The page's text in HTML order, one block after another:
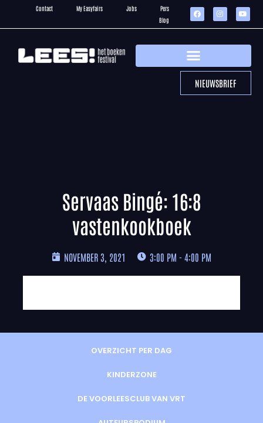
Contact My Easyfairs Jobs
Pers
Blog
NIEUWSBRIEF
OVERZICHT PER DAG
KINDERZONE
DE VOORLEESCLUB VAN VRT
Servaas Bingé: 16:8
vastenkookboek
NOVEMBER 3, 2021 3:00 PM - 4:00 PM